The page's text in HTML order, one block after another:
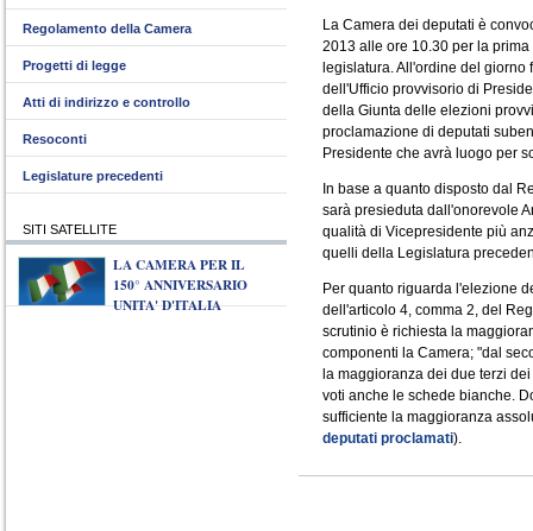
La Camera dei deputati è
2013 alle ore 10.30 per la
legislatura. All'ordine del giorno
dell'Ufficio provvisorio di
della Giunta delle elezioni
proclamazione di deputati
Presidente che avrà luogo per
In base a quanto disposto dal
sarà presieduta dall'onorevole
qualità di Vicepresidente più
quelli della Legislatura
Per quanto riguarda l'elezione
dell'articolo 4, comma 2, del
scrutinio è richiesta la
componenti la Camera; "dal
la maggioranza dei due terzi
voti anche le schede bianche.
sufficiente la maggioranza
deputati proclamati).
Regolamento della Camera
Progetti di legge
Atti di indirizzo e controllo
Resoconti
Legislature precedenti
SITI SATELLITE
LA CAMERA PER IL
150° ANNIVERSARIO
UNITA' D'ITALIA